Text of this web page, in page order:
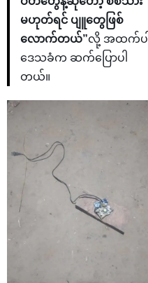
မဟုတ်ရင် ပျူတွေဖြစ်
လောက်တယ်”လို့ အထက်ပါ
ဒေသခံက ဆက်ပြောပါ
တယ်။